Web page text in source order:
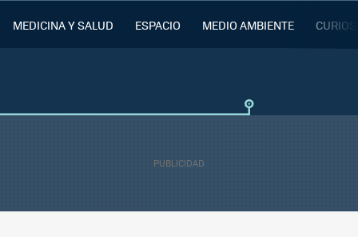
MEDICINA Y SALUD ESPACIO MEDIO AMBIENTE